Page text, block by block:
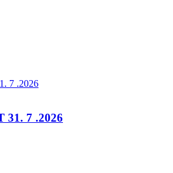
31. 7 .2026